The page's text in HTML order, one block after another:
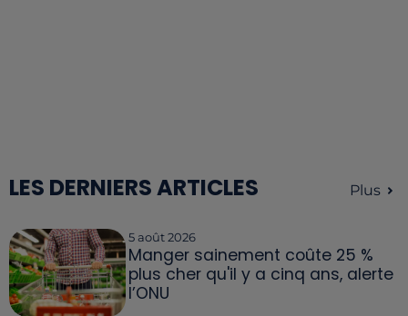
LES DERNIERS ARTICLES Plus
5 août 2026
Manger sainement coûte 25 %
plus cher qu'il y a cinq ans, alerte
l’ONU